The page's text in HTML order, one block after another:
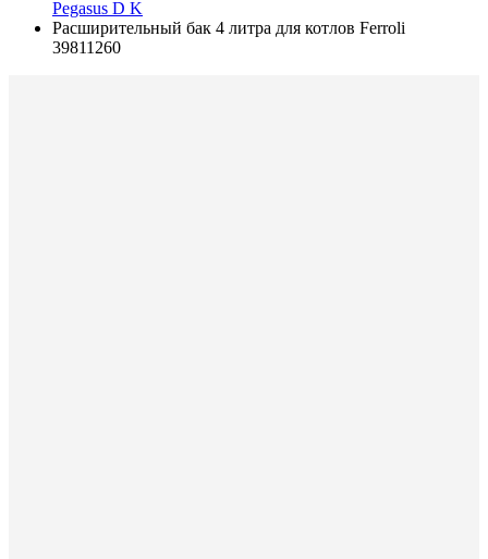
Pegasus D K
Расширительный бак 4 литра для котлов Ferroli
39811260